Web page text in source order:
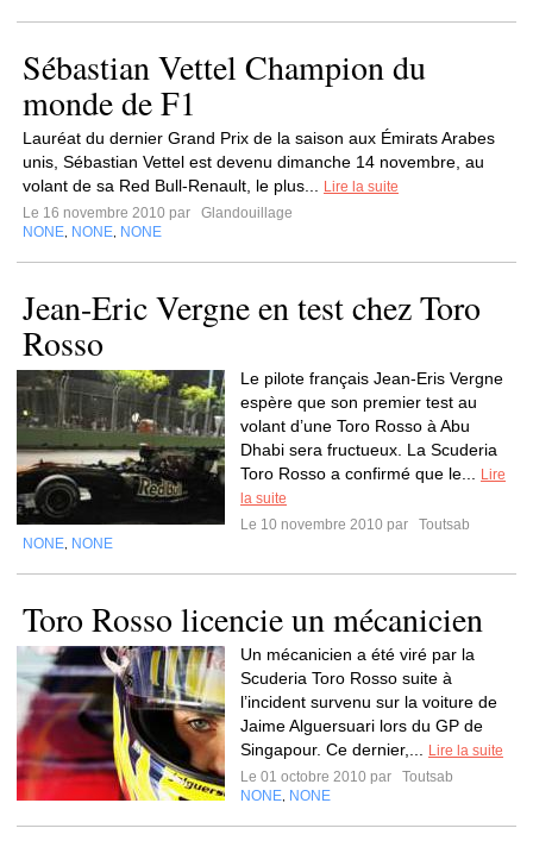
Sébastian Vettel Champion du
monde de F1
Lauréat du dernier Grand Prix de la saison aux Émirats Arabes
unis, Sébastian Vettel est devenu dimanche 14 novembre, au
volant de sa Red Bull-Renault, le plus...
Lire la suite
Le 16 novembre 2010 par
Glandouillage
NONE NONE NONE
Jean-Eric Vergne en test chez Toro
Rosso
Le pilote français Jean-Eris Vergne
espère que son premier test au
volant d’une Toro Rosso à Abu
Dhabi sera fructueux. La Scuderia
Toro Rosso a confirmé que le...
Lire
la suite
Le 10 novembre 2010 par
Toutsab
NONE NONE
Toro Rosso licencie un mécanicien
Un mécanicien a été viré par la
Scuderia Toro Rosso suite à
l’incident survenu sur la voiture de
Jaime Alguersuari lors du GP de
Singapour. Ce dernier,...
Lire la suite
Le 01 octobre 2010 par
Toutsab
NONE NONE